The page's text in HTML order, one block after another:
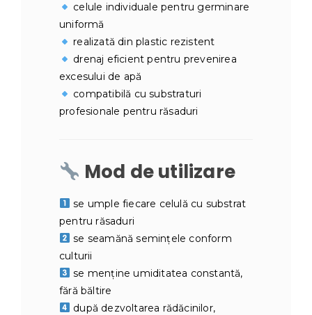
celule individuale pentru germinare
uniformă
realizată din plastic rezistent
drenaj eficient pentru prevenirea
excesului de apă
compatibilă cu substraturi
profesionale pentru răsaduri
Mod de utilizare
se umple fiecare celulă cu substrat
pentru răsaduri
se seamănă semințele conform
culturii
se menține umiditatea constantă,
fără băltire
după dezvoltarea rădăcinilor,